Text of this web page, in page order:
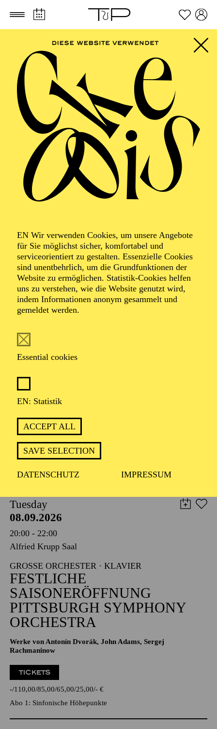
Zum Hauptinhalt springen Zum Footer springen
EN Wir verwenden Cookies, um unsere Angebote
für Sie möglichst sicher, komfortabel und
serviceorientiert zu gestalten. Essenzielle Cookies
sind unentbehrlich, um die Grundfunktionen der
Website zu ermöglichen. Statistik-Cookies helfen
uns zu verstehen, wie die Website genutzt wird,
indem Informationen anonym gesammelt und
gemeldet werden.
Essential cookies
EN: Statistik
ACCEPT ALL
SAVE SELECTION
DATENSCHUTZ IMPRESSUM
FILTER
SEPTEMBER 2026
PHILHARMONIE ESSEN
Friday
04.09.2026
20:00 - 23:00
Alfried Krupp Saal
Organiser: Theater-, Konzert- u. Gastspieldirektion OTTO
HOFNER GMBH
TICKETS
55,20 52,70€
EN: SCHAUSPIEL ESSEN
05.09.2026
19:30 - 21:30
BLICK AUF DEN IRAN –
STIMMEN ZUR AKTUELLEN
LAGE
TICKETS
8,00€
Tuesday
08.09.2026
20:00 - 22:00
Alfried Krupp Saal
GROSSE ORCHESTER · KLAVIER
FESTLICHE
SAISONERÖFFNUNG
PITTSBURGH SYMPHONY
ORCHESTRA
Werke von Antonín Dvorák, John Adams, Sergej
Rachmaninow
TICKETS
- 110,00 85,00 65,00 25,00 - €
Abo 1: Sinfonische Höhepunkte